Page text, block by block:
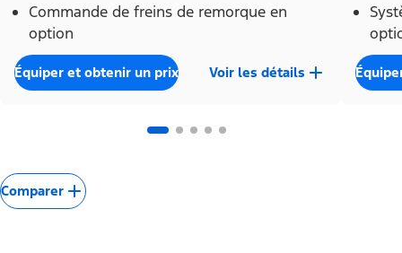
Commande de freins de remorque en
option
Équiper et obtenir un prix Voir les détails
Comparer